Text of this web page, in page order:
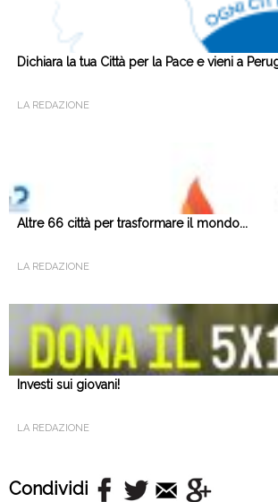
Dichiara la tua Città per la Pace e vieni a
LA REDAZIONE
Altre 66 città per trasformare il mondo...
LA REDAZIONE
Investi sui giovani!
LA REDAZIONE
Condividi